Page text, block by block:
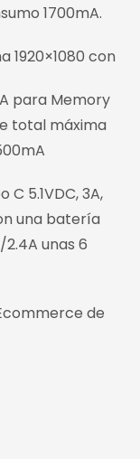
1700mA.
1920×1080 con
para Memory
total máxima
5.1VDC, 3A,
una batería
unas 6
de